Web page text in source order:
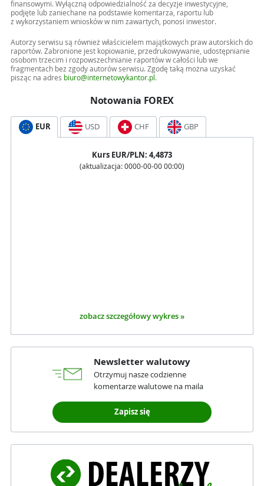
finansowymi. Wyłączną odpowiedzialność za decyzje inwestycyjne,
podjęte lub zaniechane na podstawie komentarza, raportu lub
z wykorzystaniem wniosków w nim zawartych, ponosi inwestor.
Autorzy serwisu są również właścicielem majątkowych praw autorskich do
raportów. Zabronione jest kopiowanie, przedrukowywanie, udostępnianie
osobom trzecim i rozpowszechnianie raportów w całości lub we
fragmentach bez zgody autorów serwisu. Zgodę taką można uzyskać
pisząc na adres biuro@internetowykantor.pl .
Notowania FOREX
EUR USD CHF GBP
Kurs EUR/PLN: 4,4873
(aktualizacja: 0000-00-00 00:00)
zobacz szczegółowy wykres »
Newsletter walutowy
Otrzymuj nasze codzienne
komentarze walutowe na maila
Zapisz się